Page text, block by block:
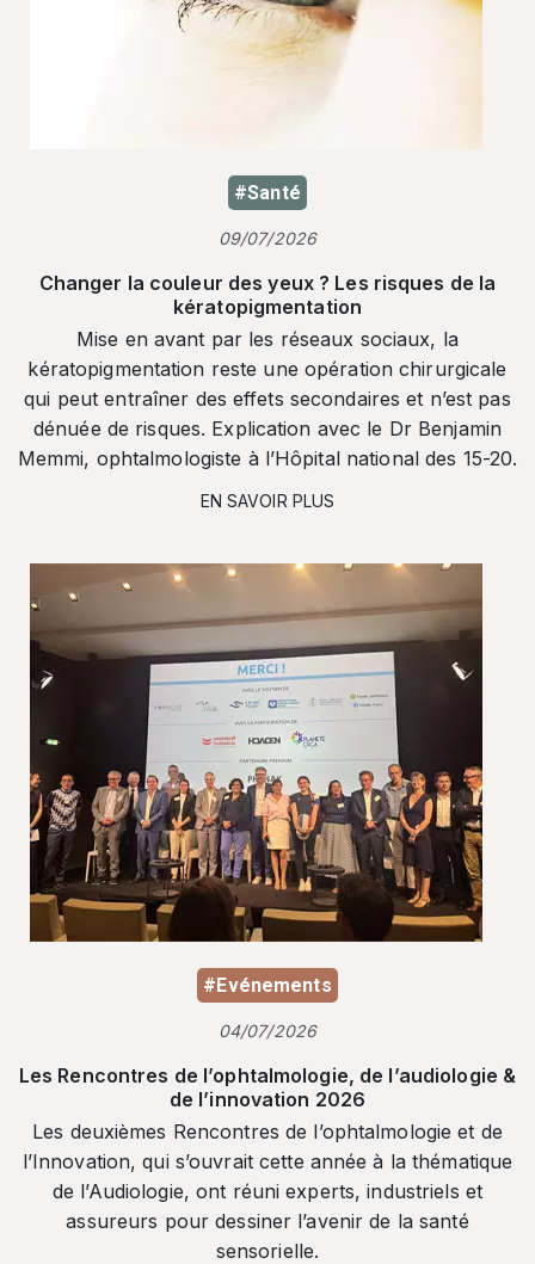
#Santé
09/07/2026
Changer la couleur des yeux ? Les risques de la
kératopigmentation
Mise en avant par les réseaux sociaux, la
kératopigmentation reste une opération chirurgicale
qui peut entraîner des effets secondaires et n’est pas
dénuée de risques. Explication avec le Dr Benjamin
Memmi, ophtalmologiste à l’Hôpital national des 15-20.
EN SAVOIR PLUS
#Evénements
04/07/2026
Les Rencontres de l’ophtalmologie, de l’audiologie &
de l’innovation 2026
Les deuxièmes Rencontres de l’ophtalmologie et de
l’Innovation, qui s’ouvrait cette année à la thématique
de l’Audiologie, ont réuni experts, industriels et
assureurs pour dessiner l’avenir de la santé
sensorielle.